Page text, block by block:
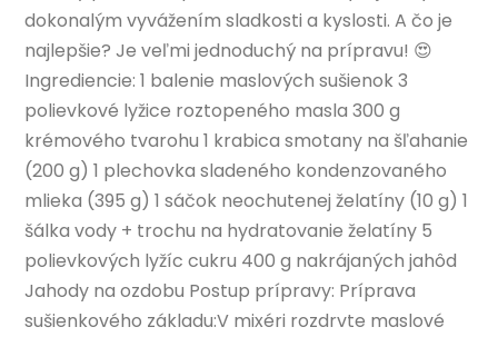
dokonalým vyvážením sladkosti a kyslosti. A čo je
najlepšie? Je veľmi jednoduchý na prípravu! 😍
Ingrediencie: 1 balenie maslových sušienok 3
polievkové lyžice roztopeného masla 300 g
krémového tvarohu 1 krabica smotany na šľahanie
(200 g) 1 plechovka sladeného kondenzovaného
mlieka (395 g) 1 sáčok neochutenej želatíny (10 g) 1
šálka vody + trochu na hydratovanie želatíny 5
polievkových lyžíc cukru 400 g nakrájaných jahôd
Jahody na ozdobu Postup prípravy: Príprava
sušienkového základu:V mixéri rozdrvte maslové